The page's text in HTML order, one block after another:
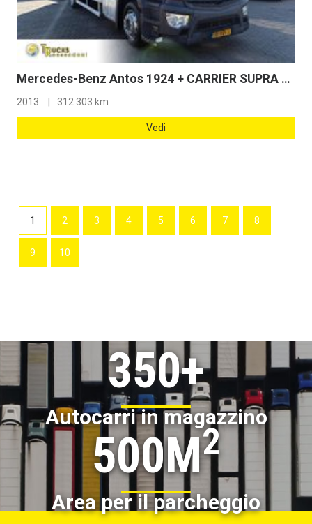
Mercedes-Benz Antos 1924 + CARRIER SUPRA 950 + LOADLIFT + 2 COMPARTMENTS + EURO 6
2013 312.303 km
Vedi
1 2 3 4 5 6 7 8
9 10
350+
Autocarri in magazzino
500M2
Area per il parcheggio